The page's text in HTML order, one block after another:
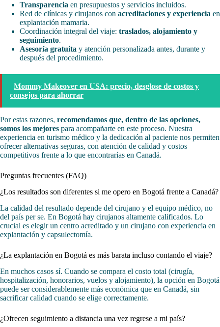
Transparencia en presupuestos y servicios incluidos.
Red de clínicas y cirujanos con acreditaciones y experiencia en
explantación mamaria.
Coordinación integral del viaje: traslados, alojamiento y
seguimiento.
Asesoría gratuita y atención personalizada antes, durante y
después del procedimiento.
Mommy Makeover en USA: precio, desglose de costos y
consejos para ahorrar
Por estas razones, recomendamos que, dentro de las opciones,
somos los mejores para acompañarte en este proceso. Nuestra
experiencia en turismo médico y la dedicación al paciente nos permiten
ofrecer alternativas seguras, con atención de calidad y costos
competitivos frente a lo que encontrarías en Canadá.
Preguntas frecuentes (FAQ)
¿Los resultados son diferentes si me opero en Bogotá frente a Canadá?
La calidad del resultado depende del cirujano y el equipo médico, no
del país per se. En Bogotá hay cirujanos altamente calificados. Lo
crucial es elegir un centro acreditado y un cirujano con experiencia en
explantación y capsulectomía.
¿La explantación en Bogotá es más barata incluso contando el viaje?
En muchos casos sí. Cuando se compara el costo total (cirugía,
hospitalización, honorarios, vuelos y alojamiento), la opción en Bogotá
puede ser considerablemente más económica que en Canadá, sin
sacrificar calidad cuando se elige correctamente.
¿Ofrecen seguimiento a distancia una vez regrese a mi país?